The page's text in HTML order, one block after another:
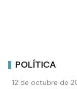
POLÍTICA
12 de octubre de